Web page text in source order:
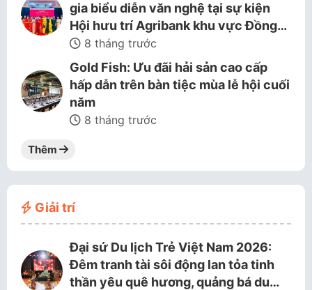
gia biểu diễn văn nghệ tại sự kiện
Hội hưu trí Agribank khu vực Đồng…
8 tháng trước
Gold Fish: Ưu đãi hải sản cao cấp
hấp dẫn trên bàn tiệc mùa lễ hội cuối
năm
8 tháng trước
Thêm
Giải trí
Đại sứ Du lịch Trẻ Việt Nam 2026:
Đêm tranh tài sôi động lan tỏa tinh
thần yêu quê hương, quảng bá du…